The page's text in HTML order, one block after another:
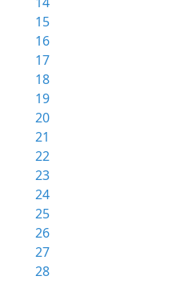
15
16
17
18
19
20
21
22
23
24
25
26
27
28